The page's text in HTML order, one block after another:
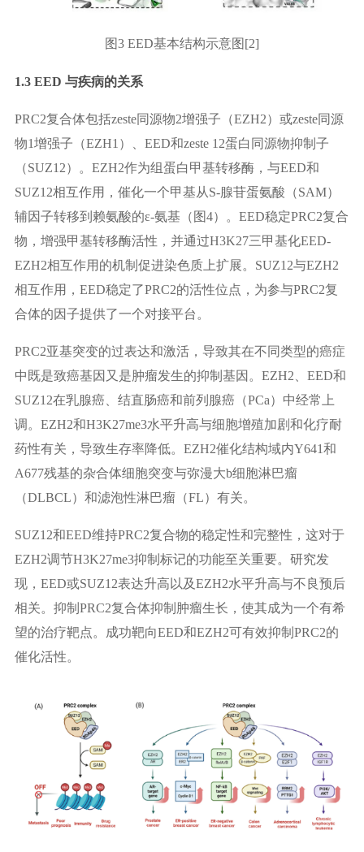
图3 EED基本结构示意图[2]
1.3 EED 与疾病的关系
PRC2复合体包括zeste同源物2增强子（EZH2）或zeste同源
物1增强子（EZH1）、EED和zeste 12蛋白同源物抑制子
（SUZ12）。EZH2作为组蛋白甲基转移酶，与EED和
SUZ12相互作用，催化一个甲基从S-腺苷蛋氨酸（SAM）
辅因子转移到赖氨酸的ε-氨基（图4）。EED稳定PRC2复合
物，增强甲基转移酶活性，并通过H3K27三甲基化EED-
EZH2相互作用的机制促进染色质上扩展。SUZ12与EZH2
相互作用，EED稳定了PRC2的活性位点，为参与PRC2复
合体的因子提供了一个对接平台。
PRC2亚基突变的过表达和激活，导致其在不同类型的癌症
中既是致癌基因又是肿瘤发生的抑制基因。EZH2、EED和
SUZ12在乳腺癌、结直肠癌和前列腺癌（PCa）中经常上
调。EZH2和H3K27me3水平升高与细胞增殖加剧和化疗耐
药性有关，导致生存率降低。EZH2催化结构域内Y641和
A677残基的杂合体细胞突变与弥漫大b细胞淋巴瘤
（DLBCL）和滤泡性淋巴瘤（FL）有关。
SUZ12和EED维持PRC2复合物的稳定性和完整性，这对于
EZH2调节H3K27me3抑制标记的功能至关重要。研究发
现，EED或SUZ12表达升高以及EZH2水平升高与不良预后
相关。抑制PRC2复合体抑制肿瘤生长，使其成为一个有希
望的治疗靶点。成功靶向EED和EZH2可有效抑制PRC2的
催化活性。